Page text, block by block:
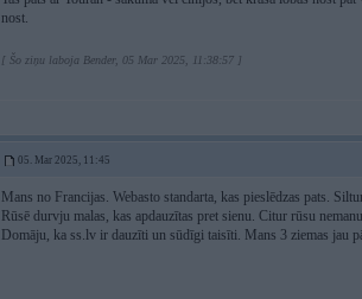
nost.
[ Šo ziņu laboja Bender, 05 Mar 2025, 11:38:57 ]
05. Mar 2025, 11:45
Mans no Francijas. Webasto standarta, kas pieslēdzas pats.
Rūsē durvju malas, kas apdauzītas pret sienu. Citur rūsu
Domāju, ka ss.lv ir dauzīti un sūdīgi taisīti. Mans 3 ziemas jau